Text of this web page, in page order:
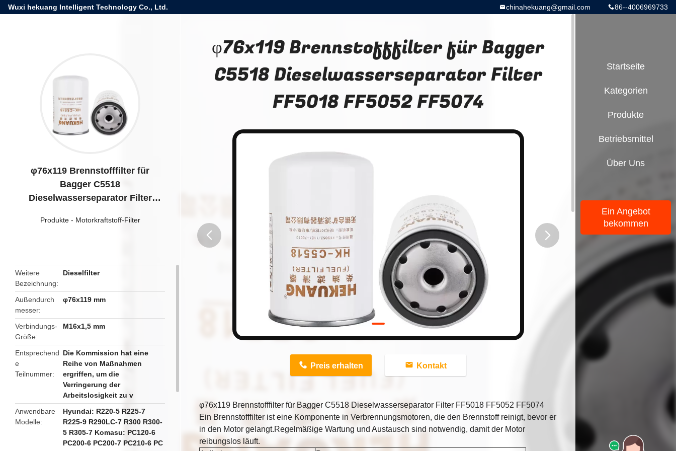
Wuxi hekuang Intelligent Technology Co., Ltd. 86--4006969733
chinahekuang@gmail.com
φ76x119 Brennstofffilter für
Bagger C5518
Dieselwasserseparator Filter
Produkte- Motorkraftstoff-Filter
Weitere
Bezeichnung
Dieselfilter
Außendurch
messer
φ76x119 mm
Verbindungs-
Größe
M16x1,5 mm
Entsprechend
e
Teilnummer
Die Kommission hat eine
Reihe von Maßnahmen
ergriffen, um die
Verringerung der
Arbeitslosigkeit zu v
Anwendbare
Modelle
Hyundai: R220-5 R225-7
R225-9 R290LC-7 R300 R300-
5 R305-7 Komasu: PC120-6
PC200-6 PC200-7 PC210-6 PC
φ76x119 Brennstofffilter für Bagger
C5518 Dieselwasserseparator Filter
FF5018 FF5052 FF5074
Preis erhalten Kontakt
φ76x119 Brennstofffilter für Bagger C5518 Dieselwasserseparator Filter FF5018 FF5052 FF5074
Ein Brennstofffilter ist eine Komponente in Verbrennungsmotoren, die den Brennstoff reinigt, bevor er
in den Motor gelangt.Regelmäßige Wartung und Austausch sind notwendig, damit der Motor
reibungslos läuft.
Startseite
Kategorien
Produkte
Betriebsmittel
Über Uns
Ein Angebot
bekommen